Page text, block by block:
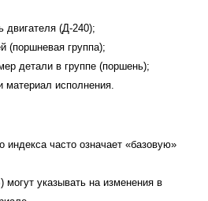
(Д‑240);
(поршневая группа);
детали в группе (поршень);
исполнения.
индекса часто означает «базовую»
указывать на изменения в